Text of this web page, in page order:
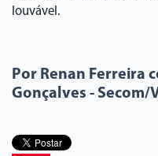
louvável.
Por Renan Ferreira
Gonçalves - Secom/